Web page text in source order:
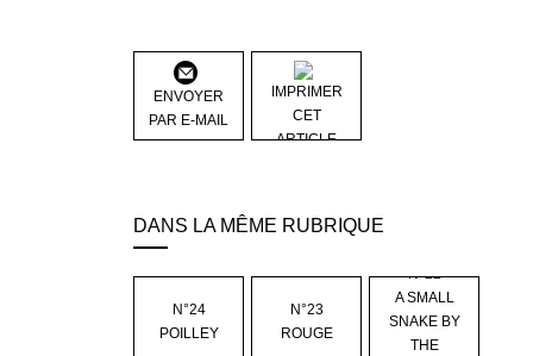
ENVOYER
PAR E-MAIL
IMPRIMER
CET
ARTICLE
DANS LA MÊME RUBRIQUE
N°24
POILLEY
N°23
ROUGE
N°22
A SMALL
SNAKE BY
THE